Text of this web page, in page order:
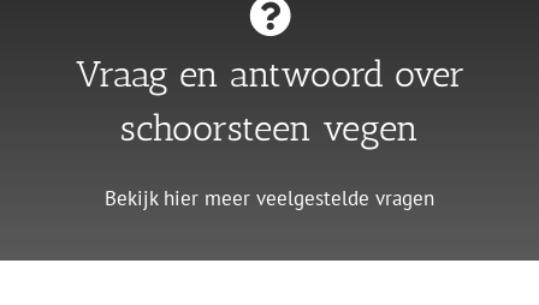
Vraag en antwoord over
schoorsteen vegen
Bekijk hier meer veelgestelde vragen